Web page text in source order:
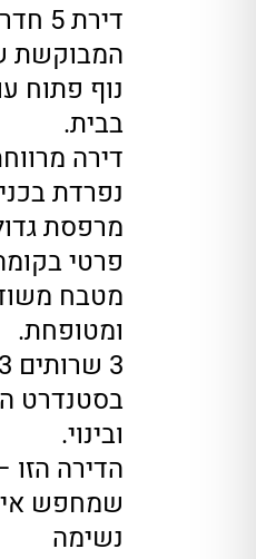
המבוקשת
נוף פתוח
בבית.
דירה
נפרדת
מרפסת
פרטי
מטבח
ומטופחת.
3 שרותים 3 מקלחות .
בסטנדרט
ובינוי.
הדירה
שמחפש
נשימה